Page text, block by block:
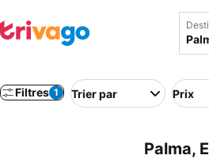
Filtres 1 Trier par Prix
Palma,